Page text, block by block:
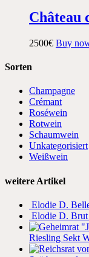
Château
2500€ Buy
Sorten
Champagne
Crémant
Roséwein
Rotwein
Schaumwein
Unkategorisiert
Weißwein
weitere Artikel
Elodie D.
Elodie D.
Riesling Sekt